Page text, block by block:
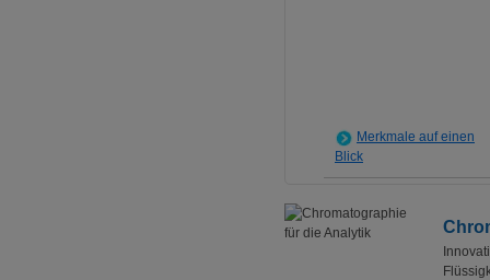
Merkmale auf einen
Blick